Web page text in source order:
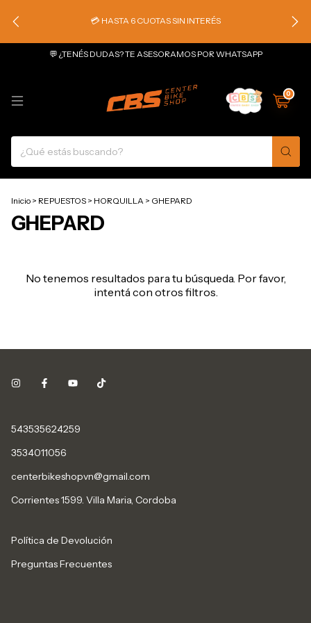
💳 HASTA 6 CUOTAS SIN INTERÉS
💬 ¿TENÉS DUDAS? TE ASESORAMOS POR WHATSAPP
0
Inicio > REPUESTOS > HORQUILLA > GHEPARD
GHEPARD
No tenemos resultados para tu búsqueda. Por favor,
intentá con otros filtros.
543535624259
3534011056
centerbikeshopvn@gmail.com
Corrientes 1599. Villa Maria, Cordoba
Política de Devolución
Preguntas Frecuentes